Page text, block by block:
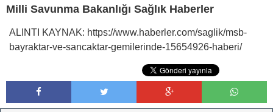
Milli Savunma Bakanlığı Sağlık Haberler
ALINTI KAYNAK: https://www.haberler.com/saglik/msb-
bayraktar-ve-sancaktar-gemilerinde-15654926-haberi/